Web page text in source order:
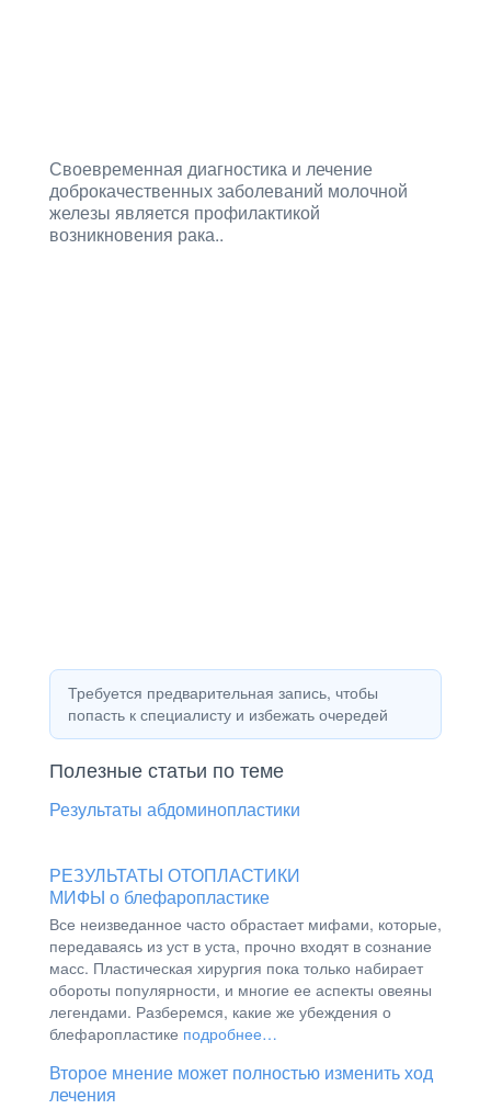
Своевременная диагностика и лечение
доброкачественных заболеваний молочной
железы является профилактикой
возникновения рака..
Требуется предварительная запись, чтобы
попасть к специалисту и избежать очередей
Полезные статьи по теме
Результаты абдоминопластики
РЕЗУЛЬТАТЫ ОТОПЛАСТИКИ
МИФЫ о блефаропластике
Все неизведанное часто обрастает мифами, которые,
передаваясь из уст в уста, прочно входят в сознание
масс. Пластическая хирургия пока только набирает
обороты популярности, и многие ее аспекты овеяны
легендами. Разберемся, какие же убеждения о
блефаропластике подробнее…
Второе мнение может полностью изменить ход
лечения